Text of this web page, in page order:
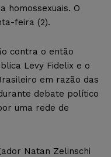
homossexuais. O
feira (2).
contra o então
Levy Fidelix e o
em razão das
debate político
uma rede de
Natan Zelinschi